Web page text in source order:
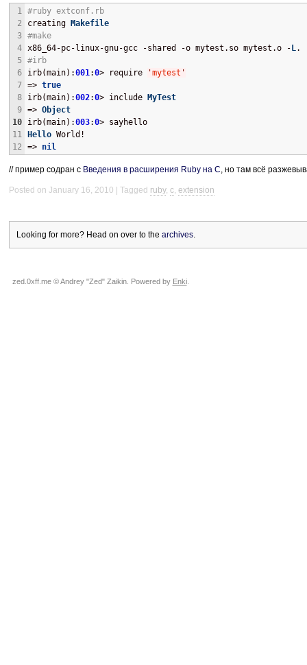
1
2
3
4
5
6
7
8
9
10
11
12
#ruby extconf.rb
creating Makefile
#make
x86_64-pc-linux-gnu-gcc -shared -o mytest.so mytest.o -L.
#irb
irb(main):001:0> require 'mytest '
=> true
irb(main):002:0> include MyTest
=> Object
irb(main):003:0> sayhello
Hello World!
=> nil
// пример содран с Введения в расширения Ruby на C, но там всё
Posted on January 16, 2010 Tagged ruby, c, extension
Looking for more? Head on over to the archives.
zed.0xff.me © Andrey "Zed" Zaikin. Powered by Enki.